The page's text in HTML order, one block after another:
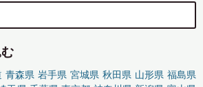
青森県 岩手県 宮城県 秋田県 山形県 福島県